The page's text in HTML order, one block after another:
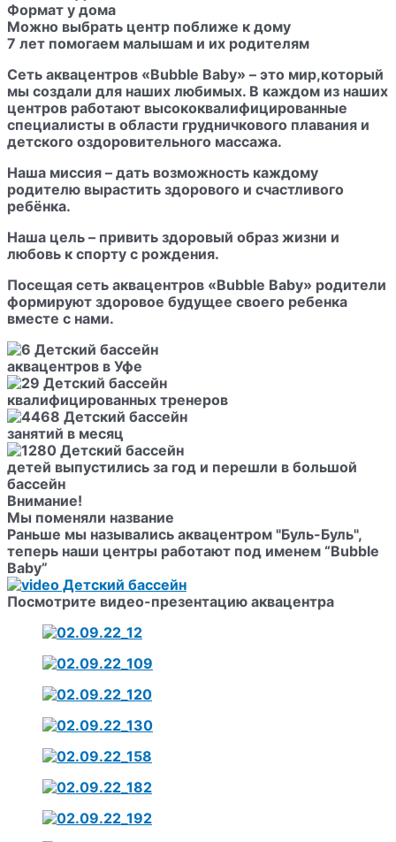
Формат у дома
Можно выбрать центр поближе к дому
7 лет помогаем малышам и их родителям
Сеть аквацентров «Bubble Baby» – это мир,который
мы создали для наших любимых. В каждом из наших
центров работают высококвалифицированные
специалисты в области грудничкового плавания и
детского оздоровительного массажа.
Наша миссия – дать возможность каждому
родителю вырастить здорового и счастливого
ребёнка.
Наша цель – привить здоровый образ жизни и
любовь к спорту с рождения.
Посещая сеть аквацентров «Bubble Baby» родители
формируют здоровое будущее своего ребенка
вместе с нами.
аквацентров в Уфе
квалифицированных тренеров
занятий в месяц
детей выпустились за год и перешли в большой
бассейн
Внимание!
Мы поменяли название
Раньше мы назывались аквацентром "Буль-Буль",
теперь наши центры работают под именем “Bubble
Baby”
Посмотрите видео-презентацию аквацентра